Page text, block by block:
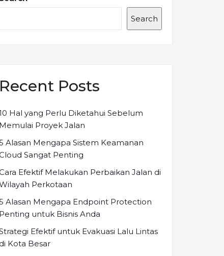
Search
Recent Posts
Hal yang Perlu Diketahui Sebelum
Memulai Proyek Jalan
Alasan Mengapa Sistem Keamanan
Sangat Penting
Efektif Melakukan Perbaikan Jalan di
Perkotaan
Alasan Mengapa Endpoint Protection
Penting untuk Bisnis Anda
Efektif untuk Evakuasi Lalu Lintas
di Kota Besar